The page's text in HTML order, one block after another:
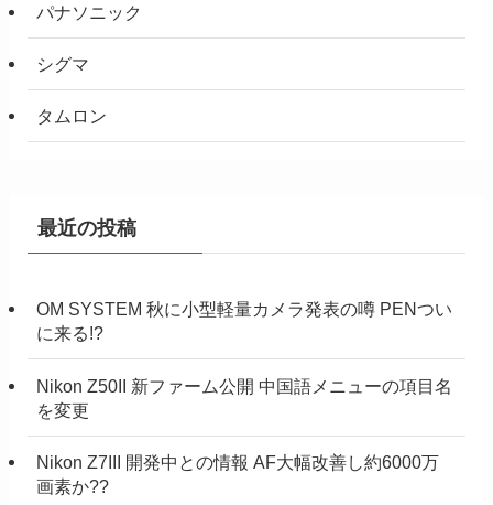
パナソニック
シグマ
タムロン
最近の投稿
OM SYSTEM 秋に小型軽量カメラ発表の噂 PENつい
に来る!?
Nikon Z50II 新ファーム公開 中国語メニューの項目名
を変更
Nikon Z7III 開発中との情報 AF大幅改善し約6000万
画素か??